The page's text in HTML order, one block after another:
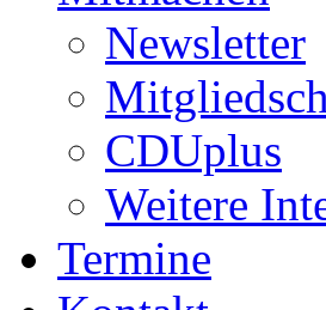
Newsletter
CDUplus
Weitere
Termine